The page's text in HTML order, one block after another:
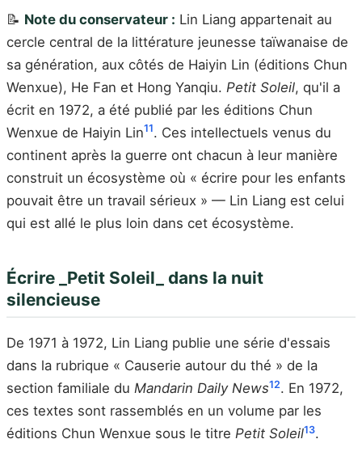
📝 Note du conservateur : Lin Liang appartenait au
cercle central de la littérature jeunesse taïwanaise de
sa génération, aux côtés de Haiyin Lin (éditions Chun
Wenxue), He Fan et Hong Yanqiu. Petit Soleil, qu'il a
écrit en 1972, a été publié par les éditions Chun
Wenxue de Haiyin Lin11. Ces intellectuels venus du
continent après la guerre ont chacun à leur manière
construit un écosystème où « écrire pour les enfants
pouvait être un travail sérieux » — Lin Liang est celui
qui est allé le plus loin dans cet écosystème.
Écrire _Petit Soleil_ dans la nuit
silencieuse
De 1971 à 1972, Lin Liang publie une série d'essais
dans la rubrique « Causerie autour du thé » de la
section familiale du Mandarin Daily News12. En 1972,
ces textes sont rassemblés en un volume par les
éditions Chun Wenxue sous le titre Petit Soleil13.